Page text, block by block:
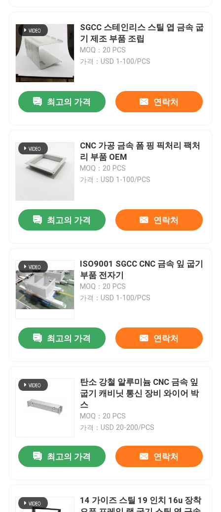
홈
회사 소개
품질 관리
연락처
견적 요청
정밀 판금 구조물 부품
CNC 기계가공 부분
SGCC 스테인리스 스틸 엽 금속 굽
기 제조 부품 조립
MOQ：20 PCS
가격：USD 1-100/PCS
최고의 가격 연락처
CNC 가공 금속 폼 핑 픽처리 팩처
리 부품 OEM
MOQ：20 PCS
가격：USD 1-100/PCS
최고의 가격 연락처
ISO9001 SGCC CNC 금속 잎 굽기
부품 전자기
MOQ：20 PCS
가격：USD 1-100/PCS
최고의 가격 연락처
탄소 강철 알루미늄 CNC 금속 잎
굽기 캐비닛 통신 장비 와이어 박
스
MOQ：20 PCS
가격：USD 20-200/PCS
최고의 가격 연락처
14 가이즈 스틸 19 인치 16u 장착